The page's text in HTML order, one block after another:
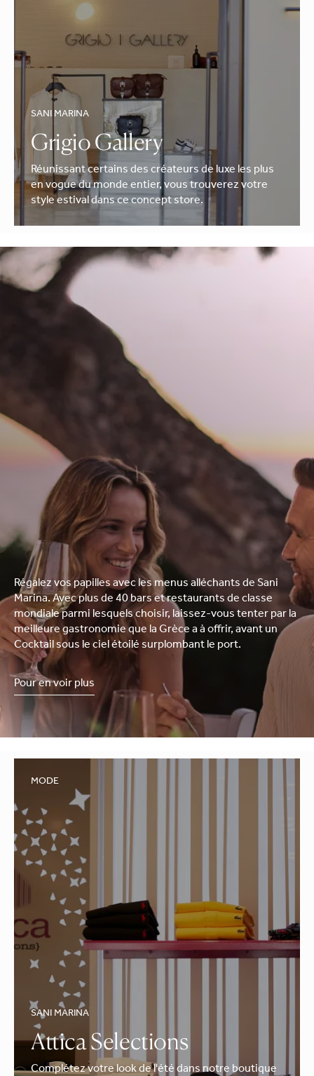
SANI MARINA
Grigio Gallery
Réunissant certains des créateurs de luxe les plus
en vogue du monde entier, vous trouverez votre
style estival dans ce concept store.
Régalez vos papilles avec les menus alléchants de Sani
Marina. Avec plus de 40 bars et restaurants de classe
mondiale parmi lesquels choisir, laissez-vous tenter par la
meilleure gastronomie que la Grèce a à offrir, avant un
Cocktail sous le ciel étoilé surplombant le port.
Pour en voir plus
MODE
SANI MARINA
Attica Selections
Complétez votre look de l'été dans notre boutique